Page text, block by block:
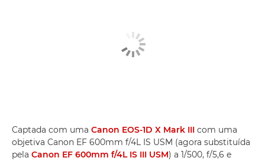
Captada com uma Canon EOS-1D X Mark III com uma
objetiva Canon EF 600mm f/4L IS USM (agora substituída
pela Canon EF 600mm f/4L IS III USM) a 1/500, f/5,6 e